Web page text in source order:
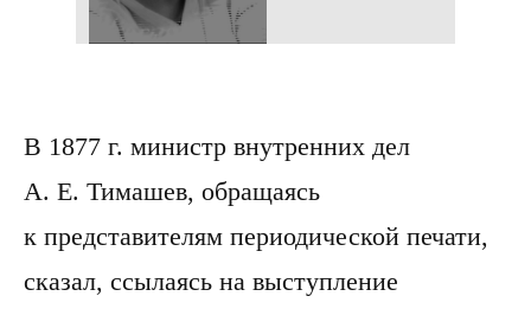
В 1877 г. министр внутренних дел
А. Е. Тимашев, обращаясь
к представителям периодической печати,
сказал, ссылаясь на выступление